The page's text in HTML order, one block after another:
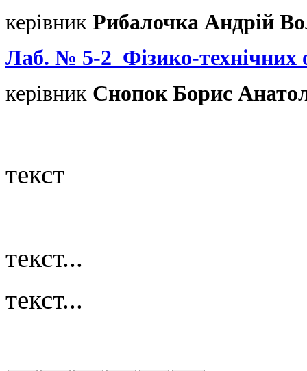
керівник Рибалочка Андрій
Лаб. № 5-2 Фізико-технічних
керівник Снопок Борис
текст
текст...
текст...